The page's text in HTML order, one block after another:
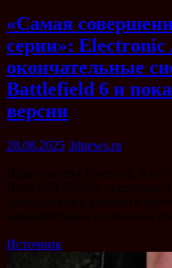
«Самая
серии»:
окончательные
Battlefield 6 и
версии
28.08.2025 3dnews.ru
Издательство Electronic Arts
Battlefield Studios
амбициозного военного
окончательные системные
Источник